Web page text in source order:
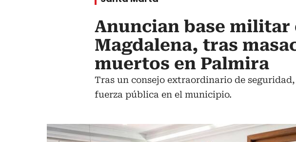
Anuncian base militar
Magdalena, tras
muertos en Palmira
Tras un consejo extraordinario de
fuerza pública en el municipio.